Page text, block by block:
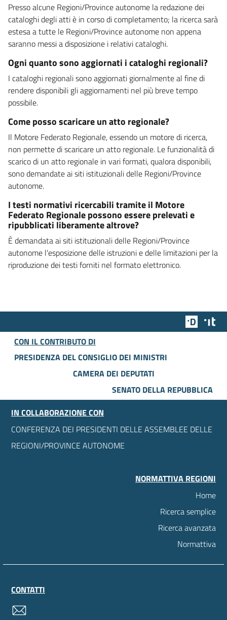
Presso alcune Regioni/Province autonome la redazione dei
cataloghi degli atti è in corso di completamento; la ricerca sarà
estesa a tutte le Regioni/Province autonome non appena
saranno messi a disposizione i relativi cataloghi.
Ogni quanto sono aggiornati i cataloghi regionali?
I cataloghi regionali sono aggiornati giornalmente al fine di
rendere disponibili gli aggiornamenti nel più breve tempo
possibile.
Come posso scaricare un atto regionale?
Il Motore Federato Regionale, essendo un motore di ricerca,
non permette di scaricare un atto regionale. Le funzionalità di
scarico di un atto regionale in vari formati, qualora disponibili,
sono demandate ai siti istituzionali delle Regioni/Province
autonome.
I testi normativi ricercabili tramite il Motore
Federato Regionale possono essere prelevati e
ripubblicati liberamente altrove?
È demandata ai siti istituzionali delle Regioni/Province
autonome l'esposizione delle istruzioni e delle limitazioni per la
riproduzione dei testi forniti nel formato elettronico.
Team
CON IL CONTRIBUTO DI
PRESIDENZA DEL CONSIGLIO DEI MINISTRI
CAMERA DEI DEPUTATI
SENATO DELLA REPUBBLICA
IN COLLABORAZIONE CON
CONFERENZA DEI PRESIDENTI DELLE ASSEMBLEE DELLE
REGIONI/PROVINCE AUTONOME
NORMATTIVA REGIONI
Home
Ricerca semplice
Ricerca avanzata
Normattiva
CONTATTI